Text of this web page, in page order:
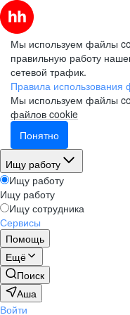
Мы используем файлы
правильную работу
сетевой трафик.
Правила использования
Мы используем файлы
файлов cookie
Понятно
Ищу работу
Ищу работу
Ищу работу
Ищу сотрудника
Сервисы
Помощь
Ещё
Поиск
Аша
Войти